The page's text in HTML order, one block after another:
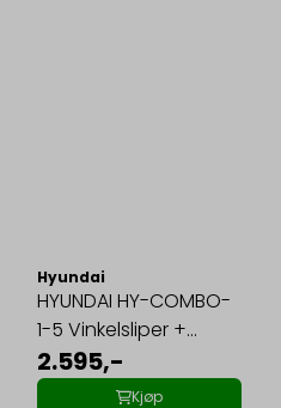
Hyundai
HYUNDAI HY-COMBO-
1-5 Vinkelsliper +
Batteri 4Ah + ...
2.595,-
Kjøp